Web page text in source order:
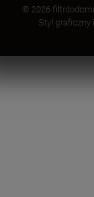
© 2026
Styl graficzny